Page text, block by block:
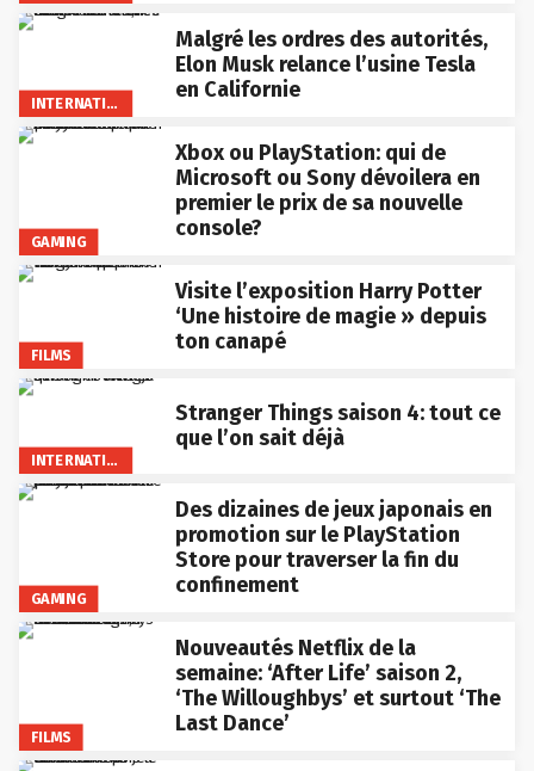
INTERNATIONAL
Malgré les ordres des autorités,
Elon Musk relance l’usine Tesla
en Californie
GAMING
Xbox ou PlayStation: qui de
Microsoft ou Sony dévoilera en
premier le prix de sa nouvelle
console?
FILMS
Visite l’exposition Harry Potter
‘Une histoire de magie » depuis
ton canapé
INTERNATIONAL
Stranger Things saison 4: tout ce
que l’on sait déjà
GAMING
Des dizaines de jeux japonais en
promotion sur le PlayStation
Store pour traverser la fin du
confinement
FILMS
Nouveautés Netflix de la
semaine: ‘After Life’ saison 2,
‘The Willoughbys’ et surtout ‘The
Last Dance’